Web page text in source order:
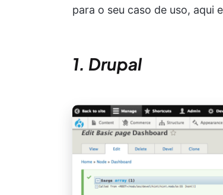
para o seu caso de uso, aqui
1. Drupal